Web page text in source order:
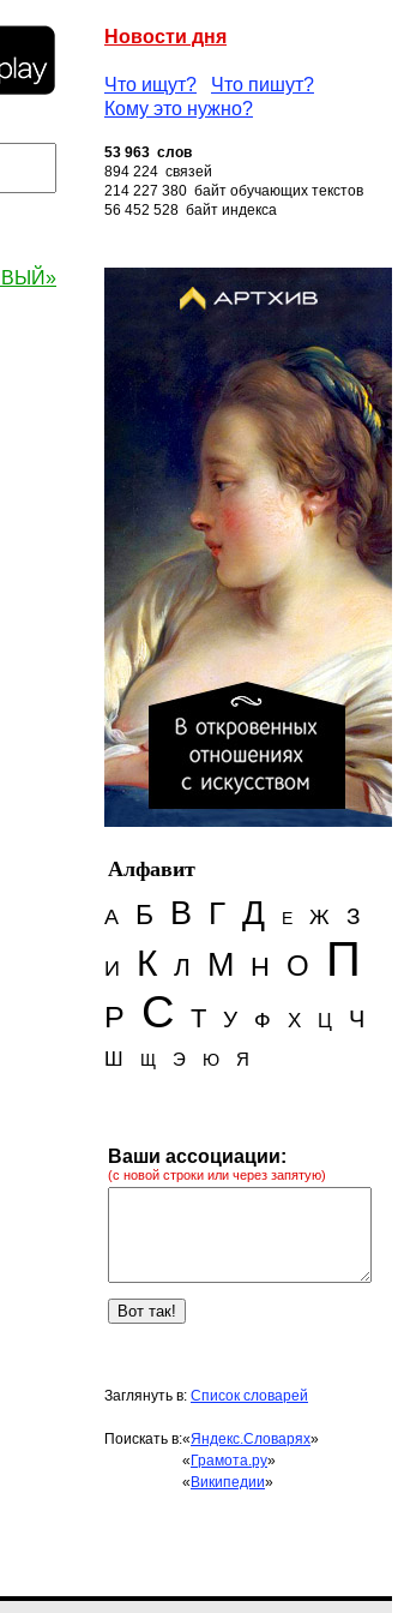
Новости дня
Что ищут?
Что пишут?
Кому это нужно?
53 963 слов
894 224 связей
214 227 380 байт обучающих текстов
56 452 528 байт индекса
Алфавит
А
Б В Г Д Е Ж З
И К Л М Н О П
Р С Т У Ф Х Ц Ч
Ш Щ Э Ю Я
Ваши ассоциации:
(с новой строки или через запятую)
Заглянуть в: Список словарей
Поискать в:«Яндекс.Словарях»
« Грамота.ру»
« Википедии»